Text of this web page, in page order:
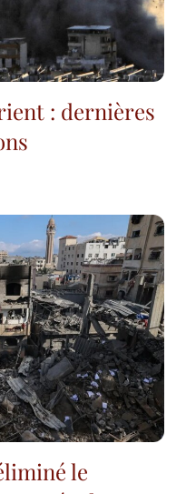
: dernières
le